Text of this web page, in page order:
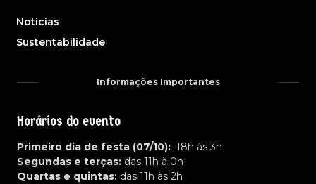
Notícias
Sustentabilidade
Informações Importantes
Horários do evento
Primeiro dia de festa (07/10): 18h às 3h
Segundas e terças: das 11h à 0h
Quartas e quintas: das 11h às 2h